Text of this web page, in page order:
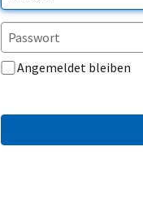
Angemeldet bleiben